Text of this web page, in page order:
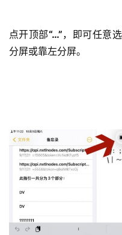
点开顶部“…”，即可任意
分屏或靠左分屏。